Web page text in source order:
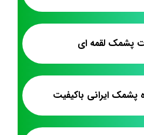
پشمک لقمه ای
ایرانی باکیفیت